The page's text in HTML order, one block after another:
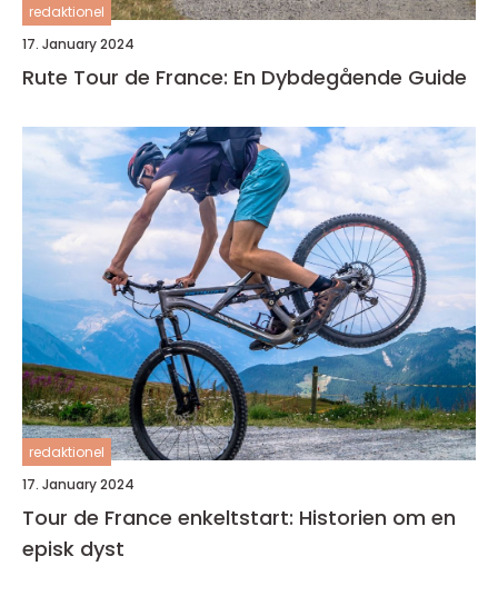
redaktionel
17. January 2024
Rute Tour de France: En Dybdegående Guide
redaktionel
17. January 2024
Tour de France enkeltstart: Historien om en
episk dyst